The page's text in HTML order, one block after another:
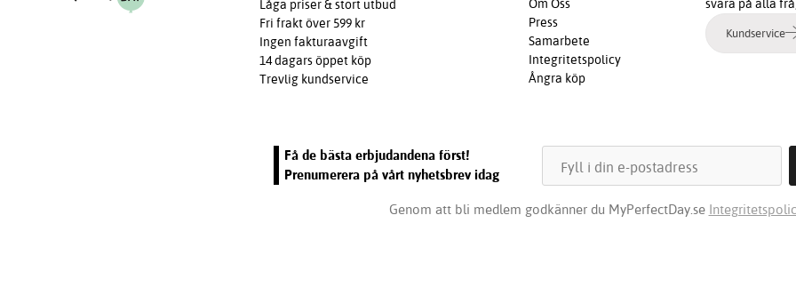
Låga priser & stort utbud
Fri frakt över 599 kr
Ingen fakturaavgift
14 dagars öppet köp
Trevlig kundservice
Press
Samarbete
Integritetspolicy
Ångra köp
Kundservice
Få de bästa erbjudandena först!
Prenumerera på vårt nyhetsbrev idag
Genom att bli medlem godkänner du MyPerfectDay.se